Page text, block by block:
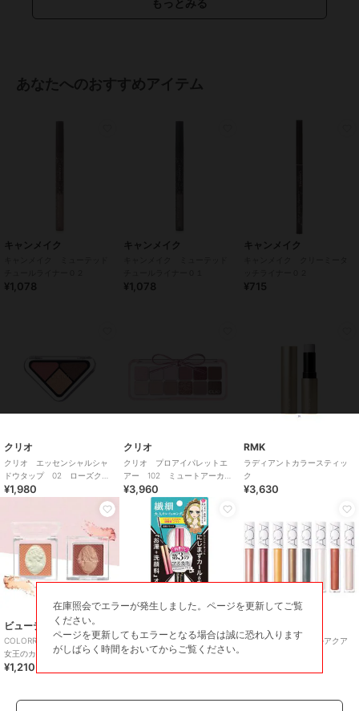
もっとみる
あなたへのおすすめアイテム
キャンメイク
¥1,078
キャンメイク
¥1,078
キャンメイク
¥715
クリオ
クリオ エッセンシャルシャ
ドウタップ 02 ローズクロ
ーザー
¥1,980
クリオ
クリオ プロアイパレットエ
アー 102 ミュートアーカイ
ブ
¥3,960
RMK
ラディアントカラースティッ
ク
¥3,630
ビューティゲート
COLORROSE (カラーローズ)
女王のカメオチーク
¥1,210
ヒロインメイク マイクロマ
スカラ アドバンストフィル
オーガニックミネラルアクア
在庫照会でエラーが発生しました。ページを更新してご覧
ください。
ページを更新してもエラーとなる場合は誠に恐れ入ります
がしばらく時間をおいてからご覧ください。